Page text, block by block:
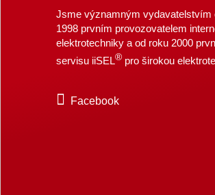
Jsme významným vydavatelstvím
1998 prvním provozovatelem
elektrotechniky a od roku 2000
servisu iiSEL®pro širokou
Facebook